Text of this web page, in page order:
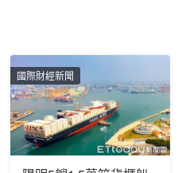
國際財經新聞